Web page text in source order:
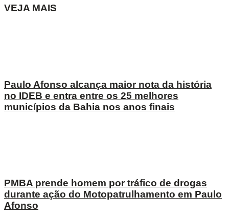
VEJA MAIS
Paulo Afonso alcança maior nota da história
no IDEB e entra entre os 25 melhores
municípios da Bahia nos anos finais
PMBA prende homem por tráfico de drogas
durante ação do Motopatrulhamento em Paulo
Afonso